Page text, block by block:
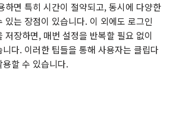
하면 특히 시간이 절약되고, 동시에 다양한
있는 장점이 있습니다. 이 외에도 로그인
저장하면, 매번 설정을 반복할 필요 없이
다. 이러한 팁들을 통해 사용자는 클립다
할 수 있습니다.